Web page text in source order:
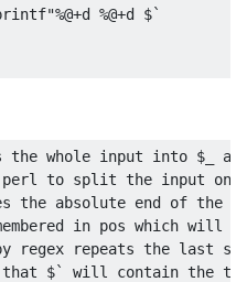
%@+d $`
whole input into $_
to split the input on
the absolute end of the
in pos which will
regex repeats the last
$` will contain the